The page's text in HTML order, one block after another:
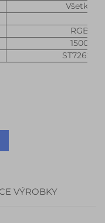
Všetko
RGB
1500
ST7262A
VÝROBKY